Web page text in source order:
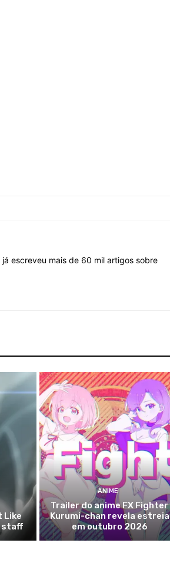
escreveu mais de 60 mil artigos sobre
Like
staff
ANIME
Trailer do anime FX Fighter
Kurumi-chan revela estreia
em outubro 2026